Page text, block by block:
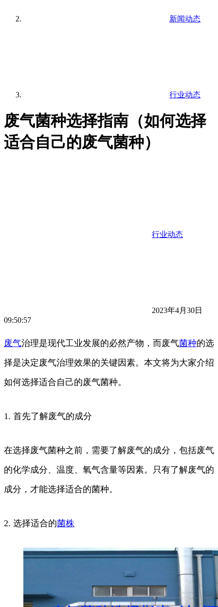
新闻动态
行业动态
废气菌种选择指南（如何选择
适合自己的废气菌种）
行业动态
2023年4月30日
09:50:57
废气治理是现代工业发展的必然产物，而废气菌种的选
择是决定废气治理效果的关键因素。本文将为大家介绍
如何选择适合自己的废气菌种。
1. 首先了解废气的成分
在选择废气菌种之前，需要了解废气的成分，包括废气
的化学成分、温度、氧气含量等因素。只有了解废气的
成分，才能选择适合的菌种。
2. 选择适合的菌株